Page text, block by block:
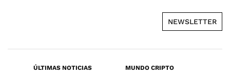
NEWSLETTER
ÚLTIMAS NOTICIAS MUNDO CRIPTO